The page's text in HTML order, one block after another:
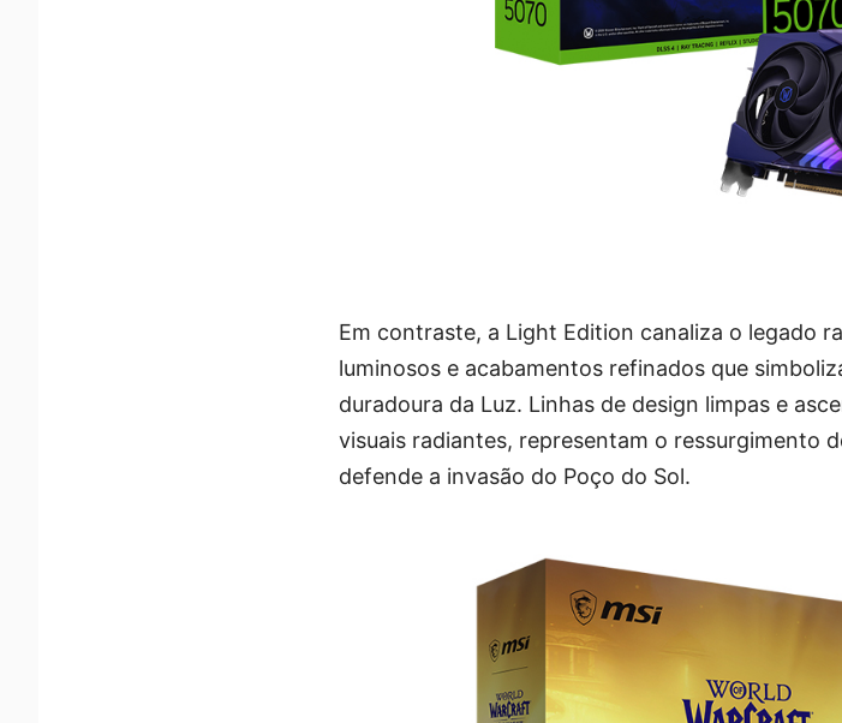
Em contraste, a Light Edition canaliza o legado
luminosos e acabamentos refinados que
duradoura da Luz. Linhas de design limpas e
visuais radiantes, representam o ressurgimento
defende a invasão do Poço do Sol.